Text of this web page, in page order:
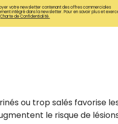
votre newsletter contenant des offres commerciales
intégré dans la newsletter. Pour en savoir plus et
Charte de Confidentialité.
ou trop salés favorise
le risque de
que la newsletter